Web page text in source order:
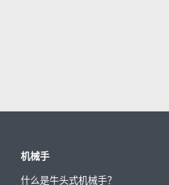
机械手
什么是牛头式机械手？